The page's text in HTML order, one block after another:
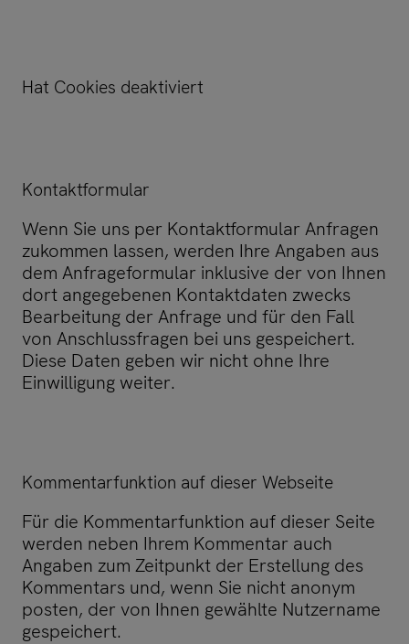
Hat Cookies deaktiviert
Kontaktformular
Wenn Sie uns per Kontaktformular Anfragen
zukommen lassen, werden Ihre Angaben aus
dem Anfrageformular inklusive der von Ihnen
dort angegebenen Kontaktdaten zwecks
Bearbeitung der Anfrage und für den Fall
von Anschlussfragen bei uns gespeichert.
Diese Daten geben wir nicht ohne Ihre
Einwilligung weiter.
Kommentarfunktion auf dieser Webseite
Für die Kommentarfunktion auf dieser Seite
werden neben Ihrem Kommentar auch
Angaben zum Zeitpunkt der Erstellung des
Kommentars und, wenn Sie nicht anonym
posten, der von Ihnen gewählte Nutzername
gespeichert.